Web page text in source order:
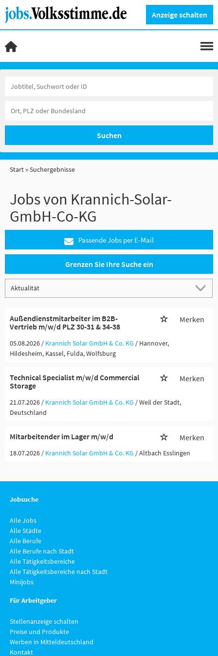
Anzeige schalten
Suchen
Start Suchergebnisse
Jobs von Krannich-Solar-
GmbH-Co-KG
Passende Jobs per E-Mail
Grenzen Sie Ihre Suche ein
Außendienstmitarbeiter im B2B-
Vertrieb m/w/d PLZ 30-31 & 34-38
Merken
05.08.2026 / Krannich Solar GmbH & Co. KG / Hannover,
Hildesheim, Kassel, Fulda, Wolfsburg
Technical Specialist m/w/d Commercial
Storage
Merken
21.07.2026 / Krannich Solar GmbH & Co. KG / Weil der Stadt,
Deutschland
Mitarbeitender im Lager m/w/d Merken
18.07.2026 / Krannich Solar GmbH & Co. KG / Altbach Esslingen
Jobsuche
Alle Jobs
Alle Städte
Alle Berufe
Alle Berufe nach Stadt
Alle Tätigkeitsbereiche
Alle Tätigkeitsbereiche nach Stadt
Minijobs
Für Arbeitgeber
Stellenanzeige schalten
Preise und Produkte
Werben in Mitteldeutschland
Kontakt